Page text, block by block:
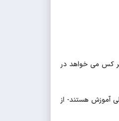
کس می خواهد در
آموزش هستند- از